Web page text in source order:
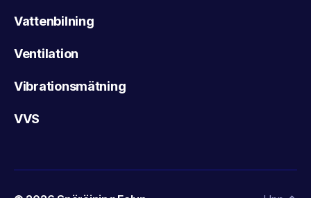
Vattenbilning
Ventilation
Vibrationsmätning
VVS